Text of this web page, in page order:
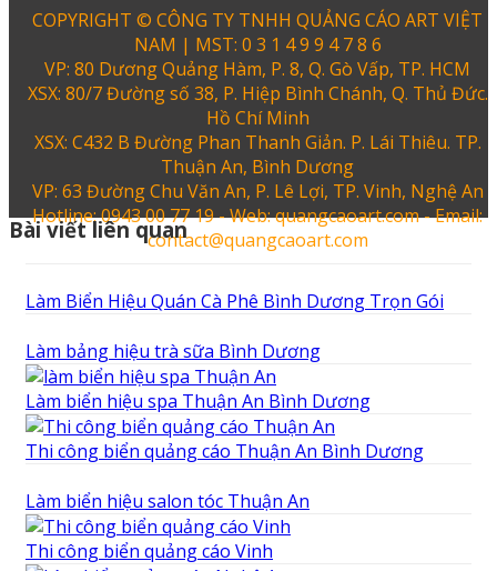
COPYRIGHT © CÔNG TY TNHH QUẢNG CÁO ART VIỆT
NAM | MST: 0 3 1 4 9 9 4 7 8 6
VP: 80 Dương Quảng Hàm, P. 8, Q. Gò Vấp, TP. HCM
XSX: 80/7 Đường số 38, P. Hiệp Bình Chánh, Q. Thủ Đức.
Hồ Chí Minh
XSX: C432 B Đường Phan Thanh Giản. P. Lái Thiêu. TP.
Thuận An, Bình Dương
VP: 63 Đường Chu Văn An, P. Lê Lợi, TP. Vinh, Nghệ An
Hotline: 0943 00 77 19 - Web: quangcaoart.com - Email:
contact@quangcaoart.com
Bài viết liên quan
Làm Biển Hiệu Quán Cà Phê Bình Dương Trọn Gói
Làm bảng hiệu trà sữa Bình Dương
Làm biển hiệu spa Thuận An Bình Dương
Thi công biển quảng cáo Thuận An Bình Dương
Làm biển hiệu salon tóc Thuận An
Thi công biển quảng cáo Vinh